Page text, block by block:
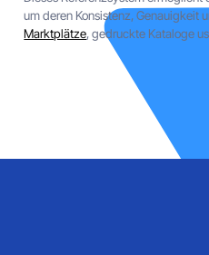
um deren Konsistenz, Genauigkeit
Marktplätze, gedruckte Kataloge